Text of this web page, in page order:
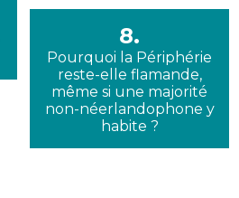
8.
Pourquoi la Périphérie
reste-elle flamande,
même si une majorité
non-néerlandophone y
habite ?